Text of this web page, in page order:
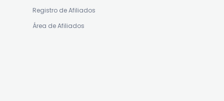
Registro de Afiliados
Área de Afiliados